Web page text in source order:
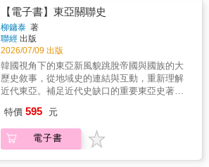
—19世紀〕9. 激盪的國家建設〔19—20世紀〕
10. 民族解放之夢〔19—20世紀〕11. 走出世界
大戰的慘禍〔19—20世紀〕12. 邁向亞洲世紀
〔20—21世紀〕
世世界。【本卷主要人物】帖木兒／李成桂／
朝鮮世祖／足利義滿／足利義政／尚巴志／尚
泰久／藍玉／鄭和／王陽明／穆罕默德二世／
巴布爾／王直／俺答汗／達摩則第／蘇丹慕扎
法沙／瓦利松戈／努爾丁拉尼里／黎聖宗／范
公著／佩德羅．保提斯塔．布拉斯克斯／洛倫
佐・魯伊斯叢書特色：• 跨越地域，從東亞到西
亞，涵蓋整個亞洲的歷史長河。• 突出「交流」
視角，深挖和平與衝突中的文化碰撞。• 匯聚現
代亞洲史研究權威，打造精緻的評傳與分析。
歷史不僅僅是故事，而是對人性的深刻關照。
開啟您對亞洲文明的全新理解。【亞洲人物
史】全套共12冊，2025年2月起陸續上市：1.
盾形塑了日本「近代」的光與影，也深刻影響
整個亞洲近代歷史。書中描繪當時的思想家、
政治家、評論家與經濟學者如何應對西歐文明
的衝擊——從軍事、憲法、金融到教育制度，
日本在「自我認同危機」中調整方向，轉向西
歐文明以完成近代化；；而中國則在內憂外患
之中，面對傳統秩序崩解與列強壓力，展開艱
曼帝國瓦解後，凱末爾帕夏建立共和國的歷
程。土耳其保有獨立，卻未踏上帝國主義道
路，呈現另一種近代化例外。朝鮮半島與東南
亞民眾抗爭，如「東學」農民起義或千年王國
登輝：臺灣首位民選總統，推動民主化與本土
化，奠定「臺灣主體性」。• 李光耀：新加坡建
國總理，以「亞洲價值」與高效治理塑造現代
城邦。• 胡志明：越南民族解放與統一的領袖，
將馬克思主義與民族主義結合。• 何梅尼：伊朗
伊斯蘭革命領袖，提出以宗教為核心的共和國
體制。• 阿拉法特：巴勒斯坦民族運動的象徵人
物，以武裝與外交並進爭取國家地位。《亞洲
人物史》第十二卷作為完結篇，描繪二十至二
重塑的地域，也是從邊陲逐漸走向世界舞台核
心的歷史現場。歐美與日本的近代國民國家模
式，曾將亞洲定義為封閉、停滯的他者，但正
【電子書】東亞關聯史
柳鏞泰 著
聯經 出版
2026/07/09 出版
韓國視角下的東亞新風貌跳脫帝國與國族的大
歷史敘事，從地域史的連結與互動，重新理解
近代東亞。補足近代史缺口的重要東亞史著
亞史觀。由韓國重量級學者，歷時五年編寫而
成，探討東亞的帝國意識遺緒、分裂並行的各
國歷史，反思分裂、互相拉鋸的國與國之間，
特價 595 元
電子書